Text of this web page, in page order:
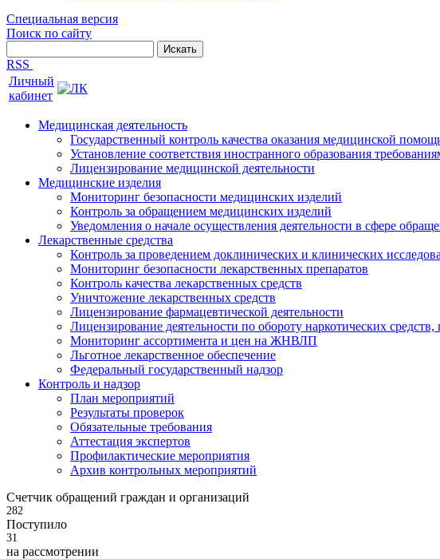
Специальная версия
Поиск по сайту
RSS
Личный
кабинет
Медицинская деятельность
Государственный контроль качества оказания медицинской
Установление соответствия иностранного образования
Лицензирование медицинской деятельности
Медицинские изделия
Мониторинг безопасности медицинских изделий
Контроль за обращением медицинских изделий
Уведомления о начале осуществления деятельности в сфере
Лекарственные средства
Контроль за проведением доклинических и клинических
Мониторинг безопасности лекарственных препаратов
Контроль качества лекарственных средств
Уничтожение лекарственных средств
Лицензирование фармацевтической деятельности
Лицензирование деятельности по обороту наркотических
Мониторинг ассортимента и цен на ЖНВЛП
Льготное лекарственное обеспечение
Федеральный государственный надзор
Контроль и надзор
План мероприятий
Результаты проверок
Обязательные требования
Аттестация экспертов
Профилактические мероприятия
Архив контрольных мероприятий
Счетчик обращений граждан и организаций
282
Поступило
31
на рассмотрении